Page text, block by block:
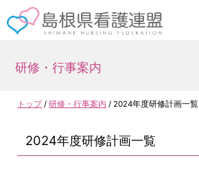
このページの本文へ
研修・行事案内
現
置：
トップ/ 研修・行事案内 / 2024年度研修計画一覧
2024年度研修計画一覧